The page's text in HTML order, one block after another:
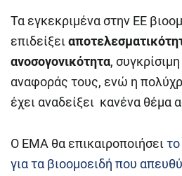
­Τα εγκεκριμένα στην ΕΕ
επιδείξει
ανοσογονικότητα,
αναφοράς τους, ενώ η
έχει αναδείξει κανένα θέμα
Ο EMA θα επικαιροποιήσει
για τα βιοομοειδή που